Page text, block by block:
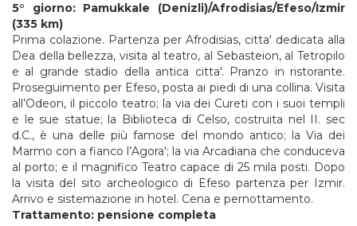
5° giorno: Pamukkale (Denizli)/Afrodisias/Efeso/Izmir
(335 km)
Prima colazione. Partenza per Afrodisias, citta' dedicata alla
Dea della bellezza, visita al teatro, al Sebasteion, al Tetropilo
e al grande stadio della antica citta'. Pranzo in ristorante.
Proseguimento per Efeso, posta ai piedi di una collina. Visita
all’Odeon, il piccolo teatro; la via dei Cureti con i suoi templi
e le sue statue; la Biblioteca di Celso, costruita nel II. sec
d.C., è una delle più famose del mondo antico; la Via dei
Marmo con a fianco l’Agora'; la via Arcadiana che conduceva
al porto; e il magnifico Teatro capace di 25 mila posti. Dopo
la visita del sito archeologico di Efeso partenza per Izmir.
Arrivo e sistemazione in hotel. Cena e pernottamento.
Trattamento: pensione completa